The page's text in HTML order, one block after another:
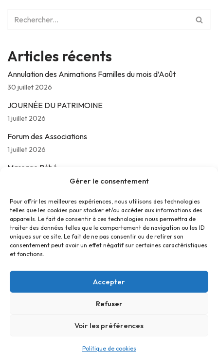
Gérer le consentement
Pour offrir les meilleures expériences, nous utilisons des technologies
telles que les cookies pour stocker et/ou accéder aux informations des
appareils. Le fait de consentir à ces technologies nous permettra de
traiter des données telles que le comportement de navigation ou les ID
uniques sur ce site. Le fait de ne pas consentir ou de retirer son
consentement peut avoir un effet négatif sur certaines caractéristiques
et fonctions.
Accepter
Refuser
Voir les préférences
Politique de cookies
Articles récents
Annulation des Animations Familles du mois d’Août
30 juillet 2026
JOURNÉE DU PATRIMOINE
1 juillet 2026
Forum des Associations
1 juillet 2026
Massage Bébé
Les jeudis de La Parolière
16 juin 2026
Contact